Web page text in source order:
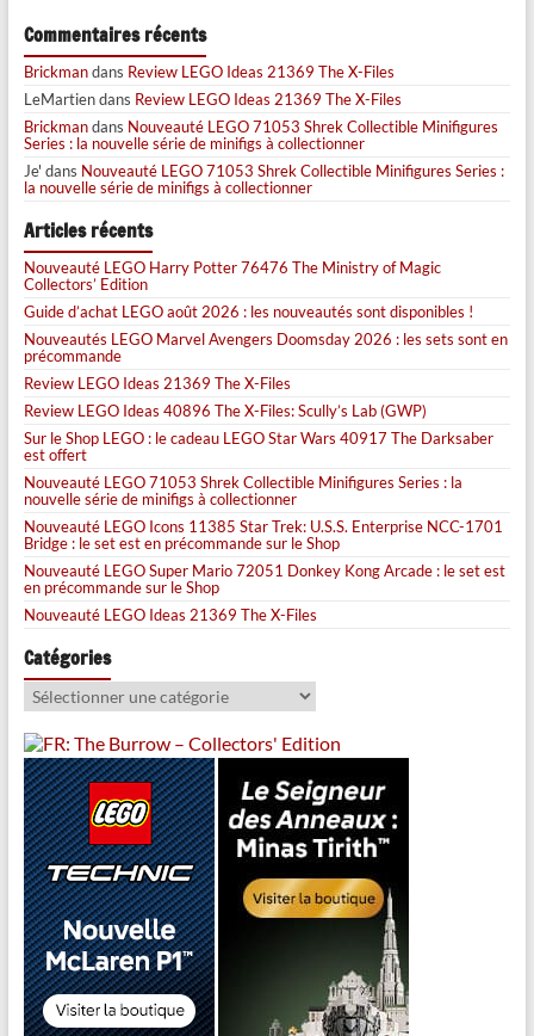
Commentaires récents
Brickmandans Review LEGO Ideas 21369 The X-Files
LeMartiendans Review LEGO Ideas 21369 The X-Files
Brickmandans Nouveauté LEGO 71053 Shrek Collectible Minifigures
Series : la nouvelle série de minifigs à collectionner
Je' dans Nouveauté LEGO 71053 Shrek Collectible Minifigures Series :
la nouvelle série de minifigs à collectionner
Articles récents
Nouveauté LEGO Harry Potter 76476 The Ministry of Magic
Collectors’ Edition
Guide d’achat LEGO août 2026 : les nouveautés sont disponibles !
Nouveautés LEGO Marvel Avengers Doomsday 2026 : les sets sont en
précommande
Review LEGO Ideas 21369 The X-Files
Review LEGO Ideas 40896 The X-Files: Scully’s Lab (GWP)
Sur le Shop LEGO : le cadeau LEGO Star Wars 40917 The Darksaber
est offert
Nouveauté LEGO 71053 Shrek Collectible Minifigures Series : la
nouvelle série de minifigs à collectionner
Nouveauté LEGO Icons 11385 Star Trek: U.S.S. Enterprise NCC-1701
Bridge : le set est en précommande sur le Shop
Nouveauté LEGO Super Mario 72051 Donkey Kong Arcade : le set est
en précommande sur le Shop
Nouveauté LEGO Ideas 21369 The X-Files
Catégories
Catégories